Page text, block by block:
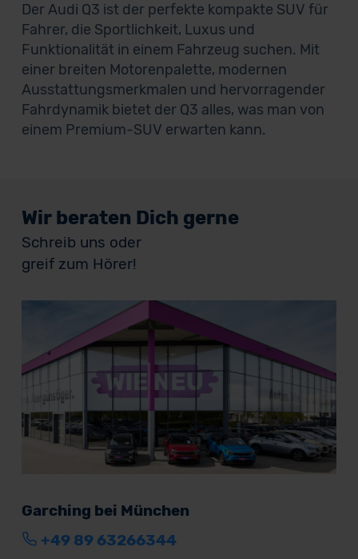
Der Audi Q3 ist der perfekte kompakte SUV für
Fahrer, die Sportlichkeit, Luxus und
Funktionalität in einem Fahrzeug suchen. Mit
einer breiten Motorenpalette, modernen
Ausstattungsmerkmalen und hervorragender
Fahrdynamik bietet der Q3 alles, was man von
einem Premium-SUV erwarten kann.
Wir beraten Dich gerne
Schreib uns oder
greif zum Hörer!
Garching bei München
+49 89 63266344